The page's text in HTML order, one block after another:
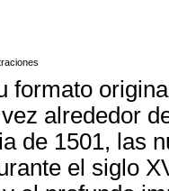
formato
alrededor
de 1501, las
el siglo